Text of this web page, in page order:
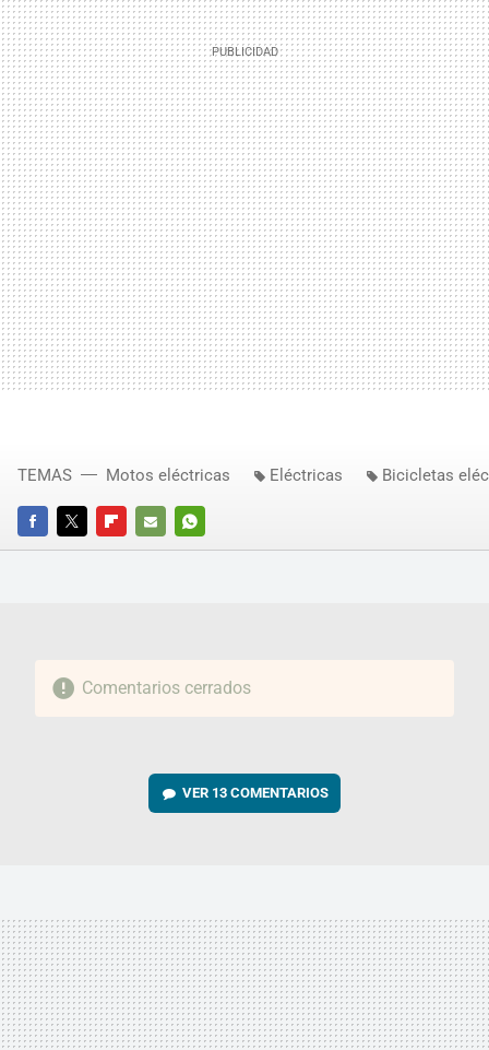
FACEBOOKTWITTERFLIPBOARD
E-
WHATSAPP
TEMAS Motos eléctricas Eléctricas Bicicletas
Comentarios cerrados
VER 13 COMENTARIOS